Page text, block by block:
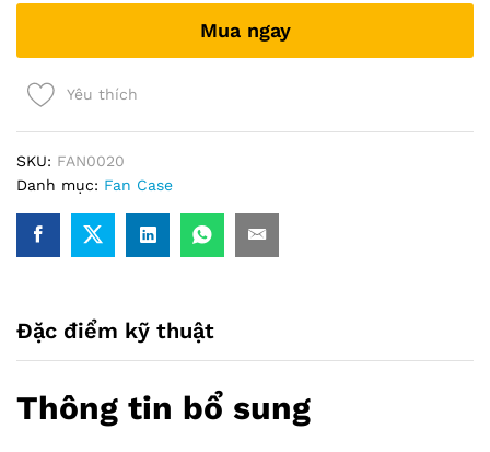
RGB
màu
đen
quantity
Mua ngay
Yêu thích
SKU: FAN0020
Danh mục: Fan Case
Đặc điểm kỹ thuật
Thông tin bổ sung